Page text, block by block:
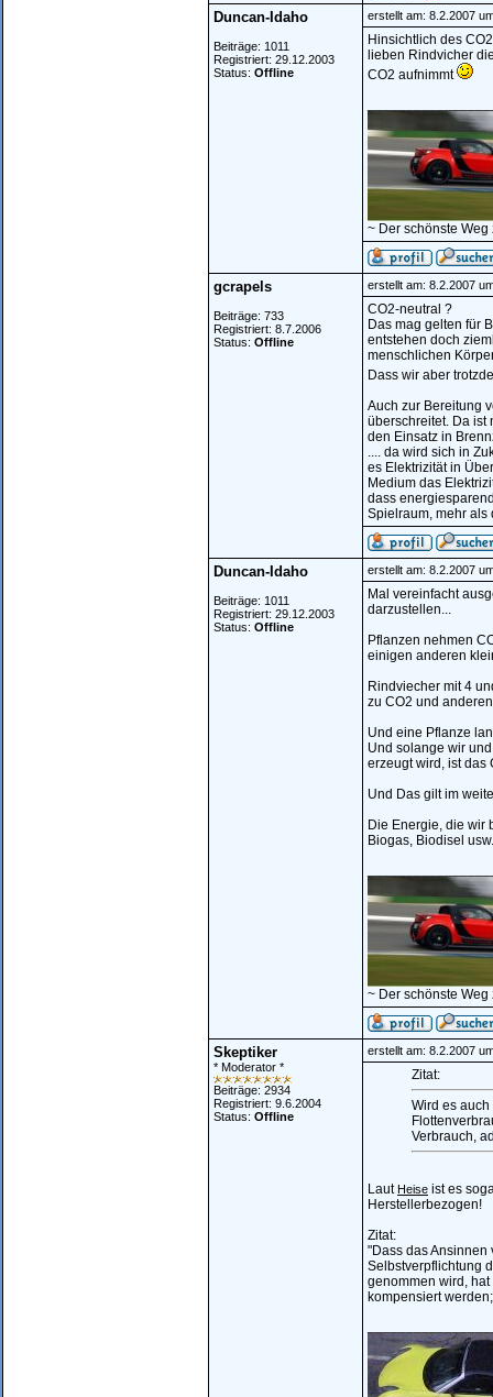
Duncan-Idaho
Beiträge: 1011
Registriert: 29.12.2003
Status: Offline
erstellt am: 8.2.2007
Hinsichtlich des
lieben Rindvicher
CO2 aufnimmt
~ Der schönste
gcrapels
Beiträge: 733
Registriert: 8.7.2006
Status: Offline
erstellt am: 8.2.2007
CO2-neutral ?
Das mag gelten für
entstehen doch
menschlichen
Dass wir aber
Auch zur Bereitung
überschreitet. Da ist
den Einsatz in
.... da wird sich in
es Elektrizität in
Medium das
dass
Spielraum, mehr als
Duncan-Idaho
Beiträge: 1011
Registriert: 29.12.2003
Status: Offline
erstellt am: 8.2.2007
Mal vereinfacht
darzustellen...
Pflanzen nehmen
einigen anderen
Rindviecher mit 4
zu CO2 und
Und eine Pflanze
Und solange wir
erzeugt wird, ist das
Und Das gilt im
Die Energie, die wir
Biogas, Biodisel
~ Der schönste
Skeptiker
* Moderator *
Beiträge: 2934
Registriert: 9.6.2004
Status: Offline
erstellt am: 8.2.2007
Zitat:
Wird es
Verbrauch,
LautHeise ist es
Herstellerbezogen!
Zitat:
"Dass das
Selbstverpflichtung
genommen wird,
kompensiert